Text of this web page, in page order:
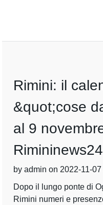
Rimini: il
&quot;cose
al 9
by admin on 2022-11-
Dopo il lungo ponte di
Rimini numeri e